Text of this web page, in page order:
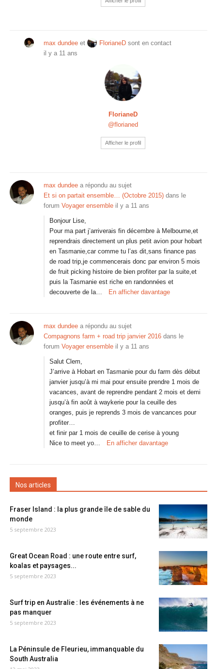
max dundee et FlorianeD sont en contact
il y a 11 ans
FlorianeD
@florianed
Afficher le profil
max dundee a répondu au sujet
Et si on partait ensemble… (Octobre 2015) dans le
forum Voyager ensemble il y a 11 ans
Bonjour Lise,
Pour ma part j’arriverais fin décembre à Melbourne,et
reprendrais directement un plus petit avion pour hobart
en Tasmanie,car comme tu l’as dit,sans finance pas
de road trip,je commencerais donc par environ 5 mois
de fruit picking histoire de bien profiter par la suite,et
puis la Tasmanie est riche en randonnées et
decouverte de la…
En afficher davantage
max dundee a répondu au sujet
Compagnons farm + road trip janvier 2016 dans le
forum Voyager ensemble il y a 11 ans
Salut Clem,
J’arrive à Hobart en Tasmanie pour du farm dès début
janvier jusqu’à mi mai pour ensuite prendre 1 mois de
vacances, avant de reprendre pendant 2 mois et demi
jusqu’à fin août à waykerie pour la ceuille des
oranges, puis je reprends 3 mois de vancances pour
profiter…
et finir par 1 mois de ceuille de cerise à young
Nice to meet yo…
En afficher davantage
Nos articles
Fraser Island : la plus grande île de sable du
monde
5 septembre 2023
Great Ocean Road : une route entre surf,
koalas et paysages...
5 septembre 2023
Surf trip en Australie : les événements à ne
pas manquer
5 septembre 2023
La Péninsule de Fleurieu, immanquable du
South Australia